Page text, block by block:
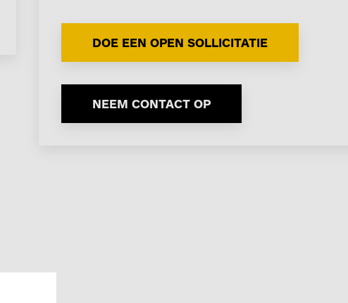
DOE EEN OPEN SOLLICITATIE
NEEM CONTACT OP